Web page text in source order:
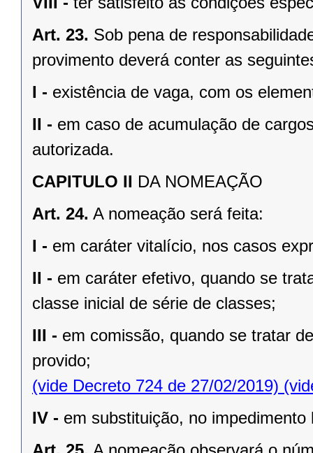
Art. 23. Sob pena de
provimento deverá conter as
I - existência de vaga, com os
II - em caso de acumulação de
autorizada.
CAPITULO II DA NOMEAÇÃO
Art. 24. A nomeação será feita:
I - em caráter vitalício, nos casos
II - em caráter efetivo, quando se
classe inicial de série de classes;
III - em comissão, quando se tratar
provido;
(vide Decreto 724 de 27/02/2019)
IV - em substituição, no